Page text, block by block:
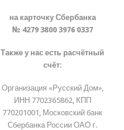
на карточку Сбербанка
№ 4279 3800 3976 0337
Также у нас есть расчётный
счёт:
Организация «Русский Дом»,
ИНН 7702365862, КПП
770201001, Московский банк
Сбербанка России ОАО г.